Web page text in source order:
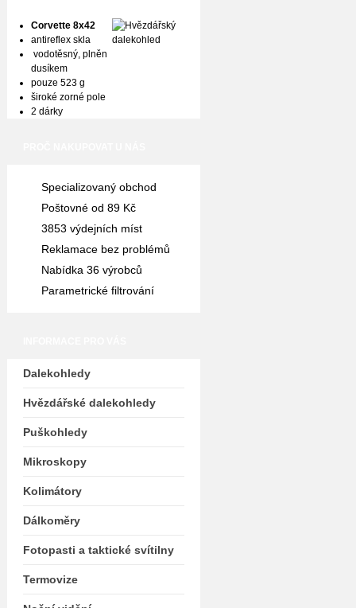
Corvette 8x42
antireflex skla
vodotěsný, plněn
dusíkem
pouze 523 g
široké zorné pole
2 dárky
Specializovaný obchod
Poštovné od 89 Kč
3853 výdejních míst
Reklamace bez problémů
Nabídka 36 výrobců
Parametrické filtrování
Dalekohledy
Hvězdářské dalekohledy
Puškohledy
Mikroskopy
Kolimátory
Dálkoměry
Fotopasti a taktické svítilny
Termovize